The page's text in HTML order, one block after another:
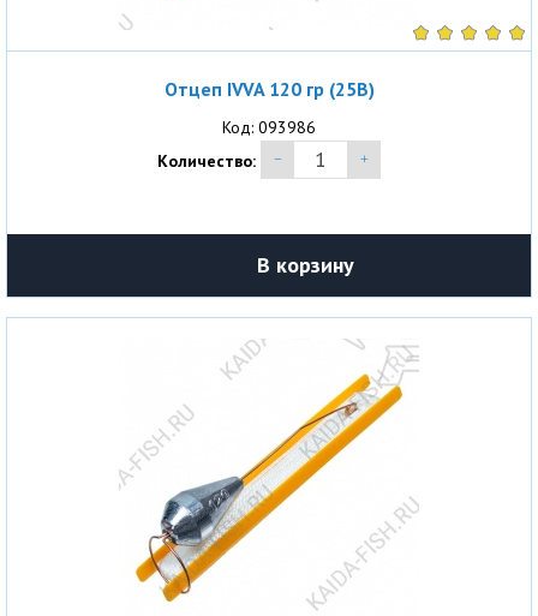
Отцеп IVVA 120 гр (25В)
Код: 093986
Количество:
В корзину